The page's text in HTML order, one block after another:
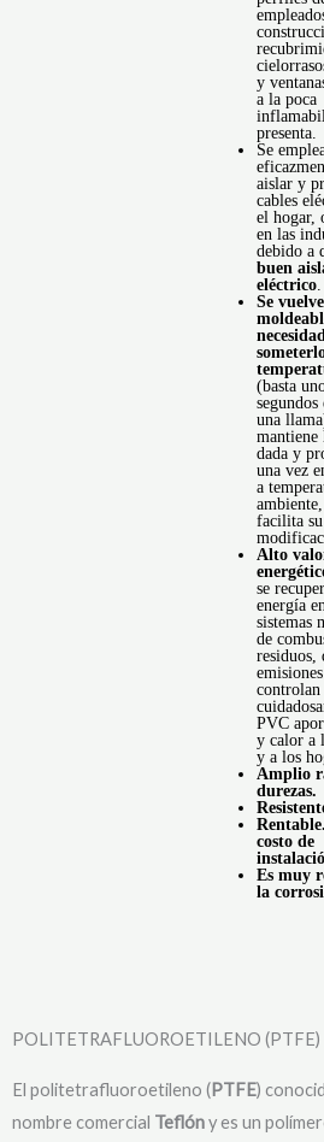
y
a la poca
presenta.
Se
aislar y
cables
el hogar,
en las
debido a
buen
eléctrico.
Se
(basta
segundos
una
dada y
una vez
a
ambiente
facilita su
Alto
se
energía
sistemas
de
residuos,
controlan
PVC
y calor a
y a los
Amplio
durezas.
costo de
Es muy
la
POLITETRAFLUOROETILENO (PTFE)
El politetrafluoroetileno (PTFE)
nombre comercial Teflóny es un